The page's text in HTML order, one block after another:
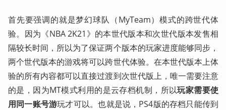
首先要强调的就是梦幻球队（MyTeam）模式的跨世代体
验。因为《NBA 2K21》的本世代版本和次世代版本发售相
隔较长时间，所以为了保证两个版本的玩家进度能够同步，
两个世代版本的游戏将可以跨世代体验。在本世代版本上体
验的所有内容都可以直接过渡到次世代版上，唯一需要注意
的是，因为MT模式利用的是云存档机制，所以玩家需要使
用同一账号游玩才可以。也就是说，PS4版的存档只能传到